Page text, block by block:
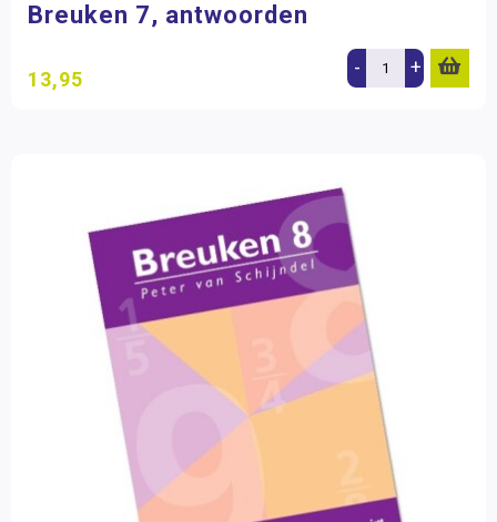
Breuken 7, antwoorden
13,95 - +